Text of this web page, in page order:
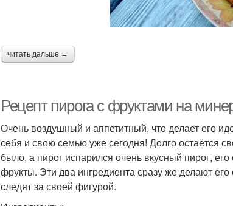
читать дальше →
Рецепт пирога с фруктами на
Очень воздушный и аппетитный, что делает его
себя и свою семью уже сегодня! Долго остаётся
было, а пирог испарился очень вкусный пирог,
фрукты. Эти два ингредиента сразу же делают
следят за своей фигурой.